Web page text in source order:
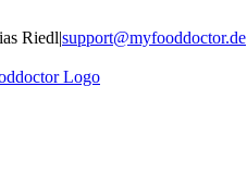
Riedl|support@myfooddoctor.de